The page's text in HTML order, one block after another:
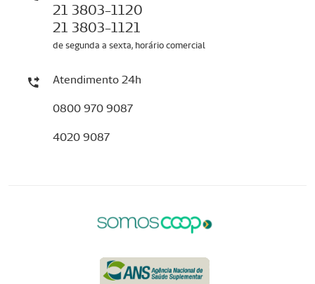
21 3803-1120
21 3803-1121
de segunda a sexta, horário comercial
Atendimento 24h
0800 970 9087
4020 9087